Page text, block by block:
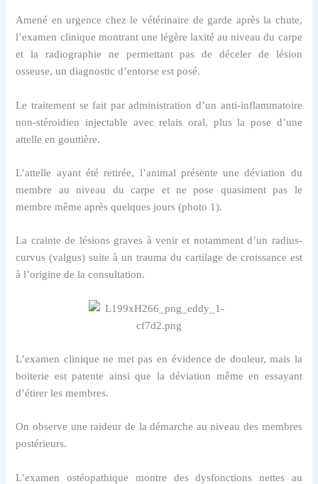
Amené en urgence chez le vétérinaire de garde après la chute,
l’examen clinique montrant une légère laxité au niveau du carpe
et la radiographie ne permettant pas de déceler de lésion
osseuse, un diagnostic d’entorse est posé.
Le traitement se fait par administration d’un anti-inflammatoire
non-stéroidien injectable avec relais oral, plus la pose d’une
attelle en gouttière.
L’attelle ayant été retirée, l’animal présente une déviation du
membre au niveau du carpe et ne pose quasiment pas le
membre même après quelques jours (photo 1).
La crainte de lésions graves à venir et notamment d’un radius-
curvus (valgus) suite à un trauma du cartilage de croissance est
à l’origine de la consultation.
L’examen clinique ne met pas en évidence de douleur, mais la
boiterie est patente ainsi que la déviation même en essayant
d’étirer les membres.
On observe une raideur de la démarche au niveau des membres
postérieurs.
L’examen ostéopathique montre des dysfonctions nettes au